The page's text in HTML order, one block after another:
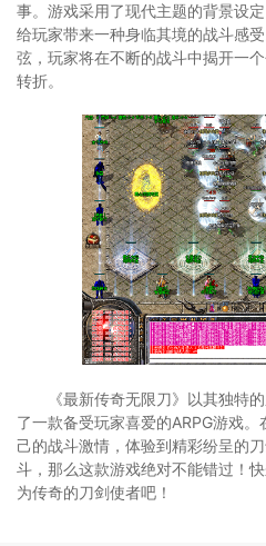
事。游戏采用了现代主题的背景设
给玩家带来一种身临其境的战斗感
弦，玩家将在不断的战斗中揭开一
转折。
《最新传奇无限刀》以其独特
了一款备受玩家喜爱的ARPG游戏
己的战斗激情，体验到精彩纷呈的
斗，那么这款游戏绝对不能错过！
为传奇的刀剑使者吧！